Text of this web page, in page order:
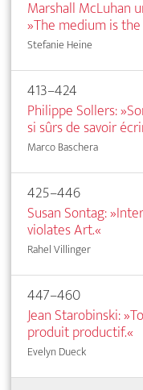
Marshall McLuhan
»The medium is the
Stefanie Heine
413–424
Philippe Sollers:
si sûrs de savoir
Marco Baschera
425–446
Susan Sontag:
violates Art.«
Rahel Villinger
447–460
Jean Starobinski:
produit productif.«
Evelyn Dueck